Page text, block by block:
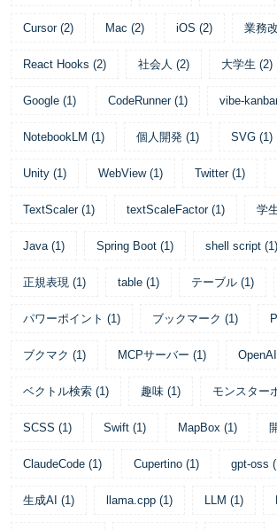
Cursor (2) Mac (2) iOS (2) 業務
React Hooks (2) 社会人 (2) 大学生 (2)
Google (1) CodeRunner (1) vibe-
NotebookLM (1) 個人開発 (1) SVG (1)
Unity (1) WebView (1) Twitter (1)
TextScaler (1) textScaleFactor (1) 学
Java (1) Spring Boot (1) shell script (1)
正規表現 (1) table (1) テーブル (1)
パワーポイント (1) ブックマーク (1)
ブクマク (1) MCPサーバー (1) OpenAI
ベクトル検索 (1) 趣味 (1) モンスター
SCSS (1) Swift (1) MapBox (1)
ClaudeCode (1) Cupertino (1) gpt-oss (
生成AI (1) llama.cpp (1) LLM (1)